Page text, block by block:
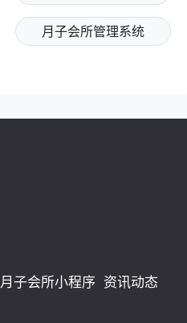
月子会所管理系统
月子会所小程序 资讯动态